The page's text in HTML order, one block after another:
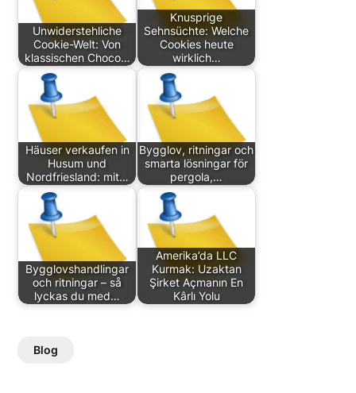
Unwiderstehliche
Cookie-Welt: Von
klassischen Choco…
Knusprige
Sehnsüchte: Welche
Cookies heute
wirklich…
Häuser verkaufen in
Husum und
Nordfriesland: mit…
Bygglov, ritningar och
smarta lösningar för
pergola,…
Bygglovshandlingar
och ritningar – så
lyckas du med…
Amerika’da LLC
Kurmak: Uzaktan
Şirket Açmanın En
Kârlı Yolu
Blog